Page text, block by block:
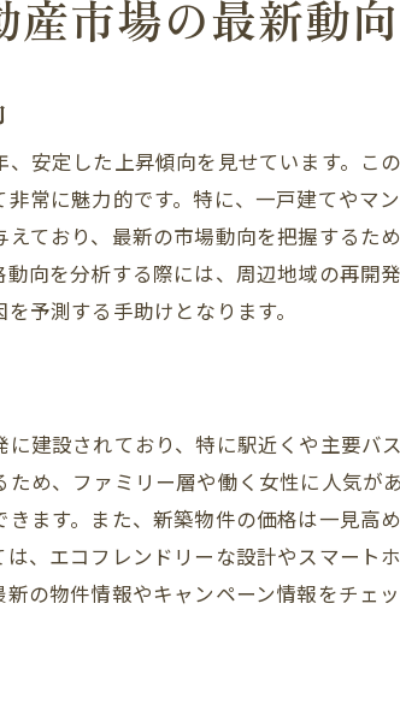
理想の住まいを見つける
契約前に確認すべき
資金計画の立て方
物件購入の流れ
アフターサービスの
ショッピングとレス
交通アクセスの利便性
地域の医療施設とサー
住民のコミュニティ
産市場の最新動
安定した上昇傾向を見せています。
非常に魅力的です。特に、一戸建てや
えており、最新の市場動向を把握する
動向を分析する際には、周辺地域の再
予測する手助けとなります。
建設されており、特に駅近くや主要バ
め、ファミリー層や働く女性に人気
ます。また、新築物件の価格は一見
は、エコフレンドリーな設計やスマー
の物件情報やキャンペーン情報をチェ